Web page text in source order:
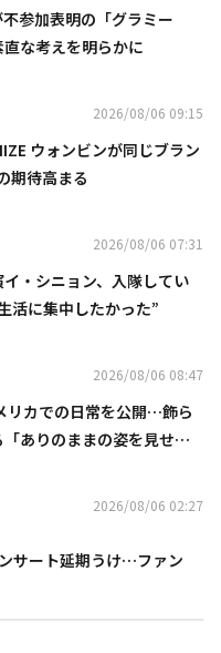
参加表明の「グラミー
な考えを明らかに
2026/08/06 09:15
ウォンビンが同じブラン
期待高まる
2026/08/06 07:31
イ・シニョン、入隊してい
活に集中したかった”
2026/08/06 08:47
リカでの日常を公開…飾ら
ありのままの姿を見せた
2026/08/06 02:27
サート延期うけ…ファン